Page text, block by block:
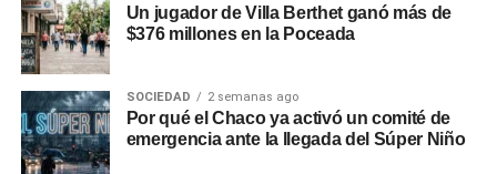
Un jugador de Villa Berthet ganó más de
$376 millones en la Poceada
SOCIEDAD 2 semanas ago
Por qué el Chaco ya activó un comité de
emergencia ante la llegada del Súper Niño